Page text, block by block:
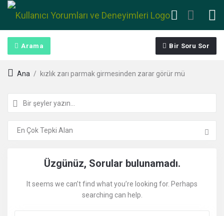
Arama Bir Soru Sor
Ana / kızlık zarı parmak girmesinden zarar görür mü
Kullanıcı
Yorumları
Üzgünüz, Sorular bulunamadı.
It seems we can’t find what you’re looking for. Perhaps
searching can help.